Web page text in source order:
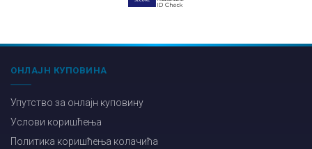
ОНЛАЈН КУПОВИНА
Упутство за онлајн куповину
Услови коришћења
Политика коришћења колачића